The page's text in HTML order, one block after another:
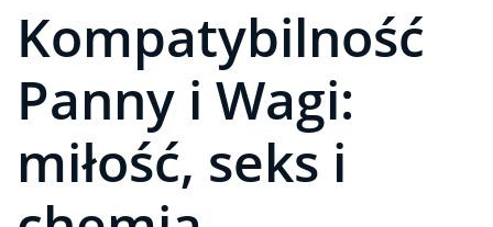
Kompatybilność
Panny i Wagi:
miłość, seks i